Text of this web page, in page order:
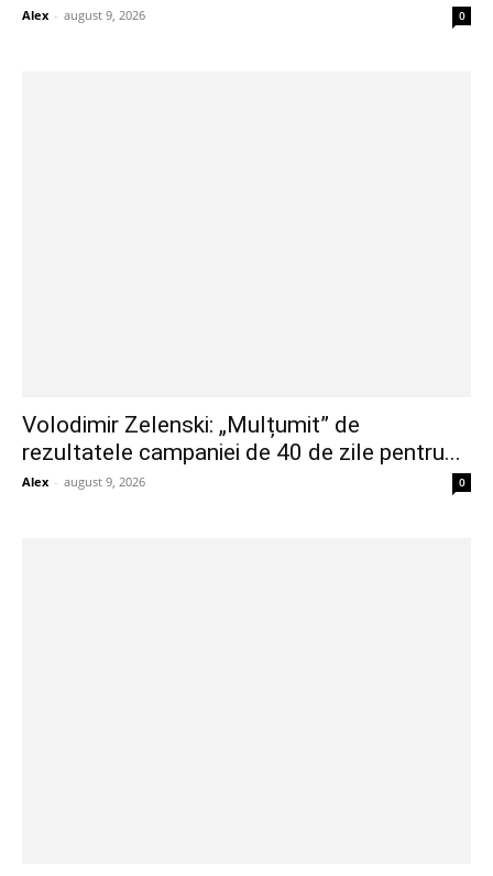
Alex - august 9, 2026 0
Volodimir Zelenski: „Mulțumit” de
rezultatele campaniei de 40 de zile pentru...
Alex - august 9, 2026 0